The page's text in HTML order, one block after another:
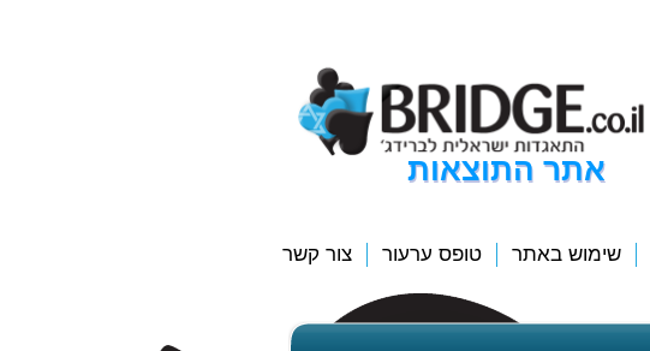
אתר התוצאות
שימוש באתר טופס ערעור צור קשר